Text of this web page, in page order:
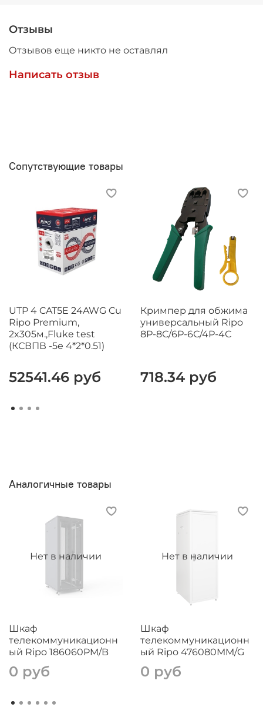
Отзывы
Отзывов еще никто не оставлял
Написать отзыв
Сопутствующие товары
UTP 4 CAT5E 24AWG Cu
Ripo Premium,
2x305м.,Fluke test
(КСВПВ -5е 4*2*0.51)
52541.46 руб
Кримпер для обжима
универсальный Ripo
8Р-8С/6Р-6С/4Р-4С
718.34 руб
Аналогичные товары
Нет в наличии
Шкаф
телекоммуникационн
ый Ripo 186060PM/B
0 руб
Нет в наличии
Шкаф
телекоммуникационн
ый Ripo 476080MM/G
0 руб